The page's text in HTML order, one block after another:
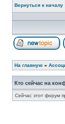
Вернуться к началу
На главную »
Кто сейчас на
Сейчас этот форум